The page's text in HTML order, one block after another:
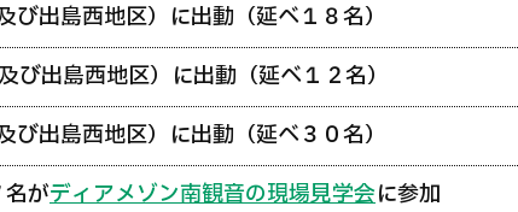
出島西地区）に出動（延べ１８名）
び出島西地区）に出動（延べ１２名）
出島西地区）に出動（延べ３０名）
がディアメゾン南観音の現場見学会に参加